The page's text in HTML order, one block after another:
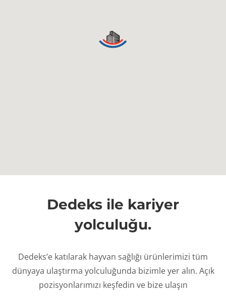
Dedeks ile kariyer
yolculuğu.
Dedeks’e katılarak hayvan sağlığı ürünlerimizi tüm
dünyaya ulaştırma yolculuğunda bizimle yer alın. Açık
pozisyonlarımızı keşfedin ve bize ulaşın